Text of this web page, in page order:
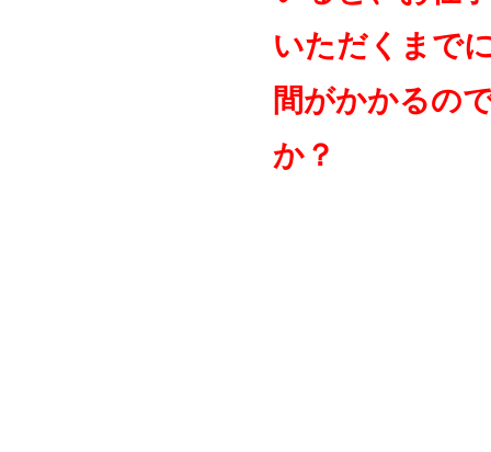
いただくまで
間がかかるの
か？